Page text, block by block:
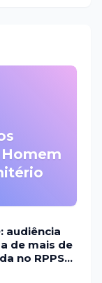
audiência
de mais de
no RPPS